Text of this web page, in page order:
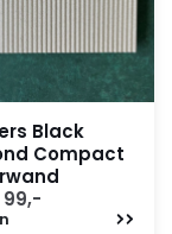
Black
Compact
Oorspronkelijke
99,-